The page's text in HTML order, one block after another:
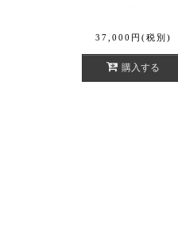
37,000 円 (税別)
購入する